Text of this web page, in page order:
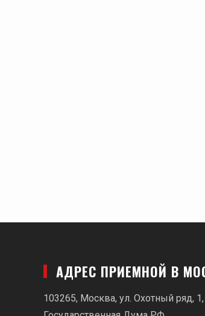
АДРЕС ПРИЕМНОЙ В
103265, Москва, ул. Охотный ряд, 1,